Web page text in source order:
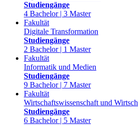
Studiengänge
4 Bachelor | 3 Master
Fakultät
Digitale Transformation
Studiengänge
2 Bachelor | 1 Master
Fakultät
Informatik und Medien
Studiengänge
9 Bachelor | 7 Master
Fakultät
Wirtschaftswissenschaft und
Studiengänge
6 Bachelor | 5 Master